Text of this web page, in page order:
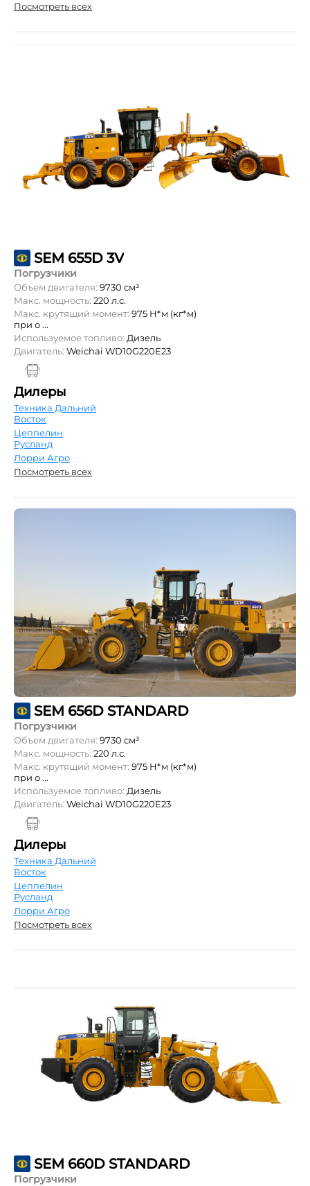
Посмотреть всех
SEM 655D 3V
Погрузчики
Объем двигателя: 9730 см³
Макс. мощность: 220 л.с.
Макс. крутящий момент: 975 Н*м (кг*м)
при о ...
Используемое топливо: Дизель
Двигатель: Weichai WD10G220E23
Дилеры
Техника Дальний
Восток
Цеппелин
Русланд
Лорри Агро
Посмотреть всех
SEM 656D STANDARD
Погрузчики
Объем двигателя: 9730 см³
Макс. мощность: 220 л.с.
Макс. крутящий момент: 975 Н*м (кг*м)
при о ...
Используемое топливо: Дизель
Двигатель: Weichai WD10G220E23
Дилеры
Техника Дальний
Восток
Цеппелин
Русланд
Лорри Агро
Посмотреть всех
SEM 660D STANDARD
Погрузчики